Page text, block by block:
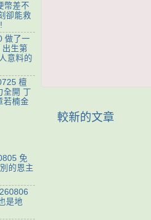
較新的文章
幣差不
卻能救
做了一
生第
意料的
檀
全開 丁
若楠金
免
的恩主
是地